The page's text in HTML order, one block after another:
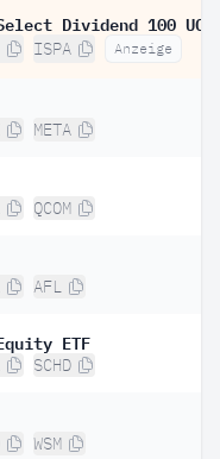
ISPA Anzeige
META
QCOM
AFL
ETF
SCHD
WSM